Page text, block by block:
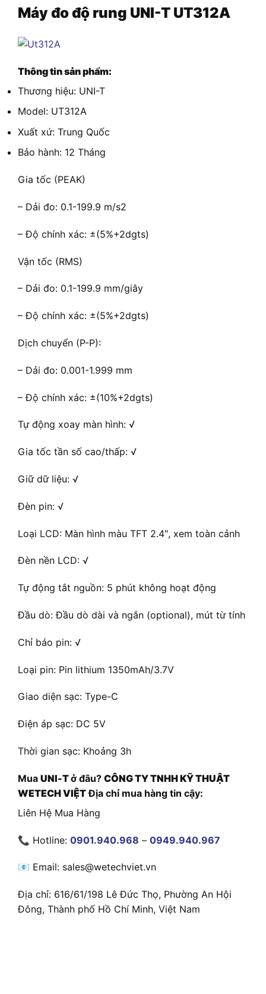
Máy đo độ rung UNI-T UT312A
Thông tin sản phẩm:
Thương hiệu: UNI-T
Model: UT312A
Xuất xứ: Trung Quốc
Bảo hành: 12 Tháng
Gia tốc (PEAK)
– Dải đo: 0.1-199.9 m/s2
– Độ chính xác: ±(5%+2dgts)
Vận tốc (RMS)
– Dải đo: 0.1-199.9 mm/giây
– Độ chính xác: ±(5%+2dgts)
Dịch chuyển (P-P):
– Dải đo: 0.001-1.999 mm
– Độ chính xác: ±(10%+2dgts)
Tự động xoay màn hình: √
Gia tốc tần số cao/thấp: √
Giữ dữ liệu: √
Đèn pin: √
Loại LCD: Màn hình màu TFT 2.4″, xem toàn cảnh
Đèn nền LCD: √
Tự động tắt nguồn: 5 phút không hoạt động
Đầu dò: Đầu dò dài và ngắn (optional), mút từ tính
Chỉ báo pin: √
Loại pin: Pin lithium 1350mAh/3.7V
Giao diện sạc: Type-C
Điện áp sạc: DC 5V
Thời gian sạc: Khoảng 3h
Mua UNI-Tở đâu? CÔNG TY TNHH KỸ THUẬT
WETECH VIỆTĐịa chỉ mua hàng tin cậy:
Liên Hệ Mua Hàng
📞 Hotline: 0901.940.968 – 0949.940.967
📧 Email: sales@wetechviet.vn
Địa chỉ: 616/61/198 Lê Đức Thọ, Phường An Hội
Đông, Thành phố Hồ Chí Minh, Việt Nam